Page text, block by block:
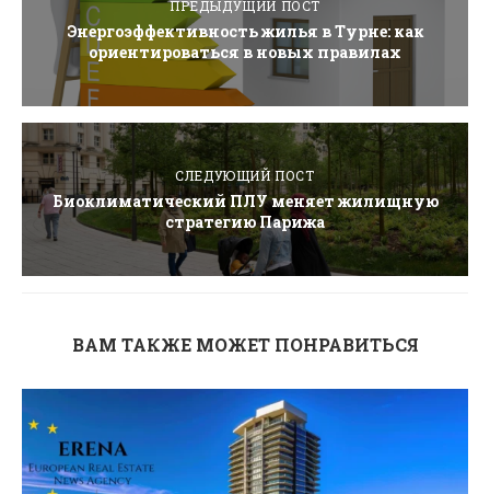
ПРЕДЫДУЩИЙ ПОСТ
Энергоэффективность жилья в Турне: как
ориентироваться в новых правилах
СЛЕДУЮЩИЙ ПОСТ
Биоклиматический ПЛУ меняет жилищную
стратегию Парижа
ВАМ ТАКЖЕ МОЖЕТ ПОНРАВИТЬСЯ